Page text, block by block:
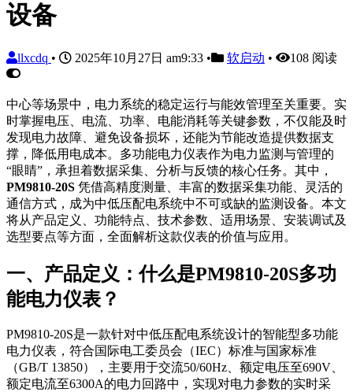
设备
llxcdq • 2025年10月27日 am9:33 • 软启动 • 108 阅读
中心等场景中，电力系统的稳定运行与能效管理至关重要。实
时掌握电压、电流、功率、电能消耗等关键参数，不仅能及时
发现电力故障、避免设备损坏，还能为节能改造提供数据支
撑，降低用电成本。多功能电力仪表作为电力监测与管理的
“眼睛”，承担着数据采集、分析与反馈的核心任务。其中，
PM9810-20S 凭借高精度测量、丰富的数据采集功能、灵活的
通信方式，成为中低压配电系统中不可或缺的监测设备。本文
将从产品定义、功能特点、技术参数、适用场景、安装调试及
选型要点等方面，全面解析这款仪表的价值与应用。
一、产品定义：什么是PM9810-20S多功
能电力仪表？
PM9810-20S是一款针对中低压配电系统设计的智能型多功能
电力仪表，符合国际电工委员会（IEC）标准与国家标准
（GB/T 13850），主要用于交流50/60Hz、额定电压至690V、
额定电流至6300A的电力回路中，实现对电力参数的实时采